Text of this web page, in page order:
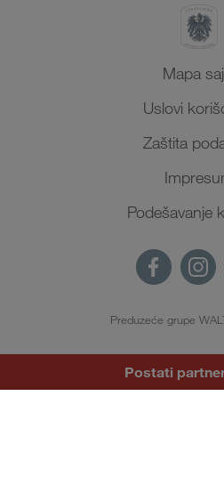
Postati
Mapa
Uslovi
Zaštita
Podešavanje
Preduzeće grupe